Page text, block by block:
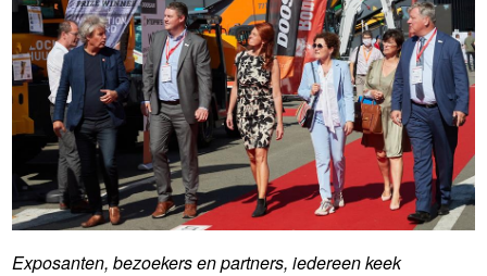
Exposanten, bezoekers en partners, iedereen keek